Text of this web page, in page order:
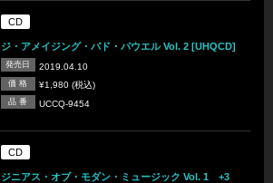
CD
ジ・アメイジング・バド・パウエル Vol. 2 [UHQCD]
発売日 2019.04.10
価 格 ¥1,980 (税込)
品 番 UCCQ-9454
CD
ジニアス・オブ・モダン・ミュージック Vol. 1 +3